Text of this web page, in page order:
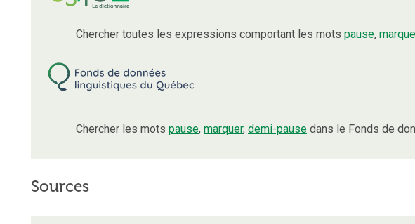
Chercher toutes les expressions comportant les mots pause,
Chercher les mots pause, marquer, demi-pause dans le Fonds de
Sources